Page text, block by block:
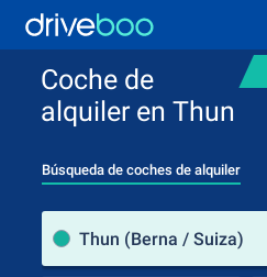
Coche de
alquiler en Thun
Búsqueda de coches de alquiler
Thun (Berna / Suiza)